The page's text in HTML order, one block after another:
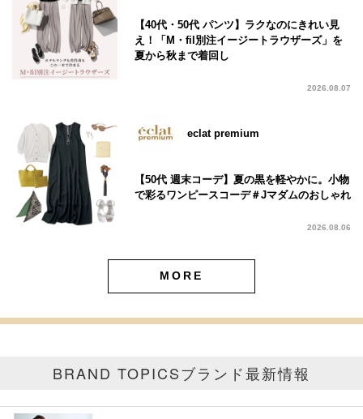
【40代・50代 パンツ】ラクなのにきれい見
え！「M・fil別注イージートラウザーズ」を
夏から秋まで着回し
2026.08.07
eclat premium
【50代 週末コーデ】夏の黒を軽やかに。小物
で彩るワンピースコーデ＃Jマダムのおしゃれ
2026.08.06
MORE
BRAND TOPICSブランド最新情報